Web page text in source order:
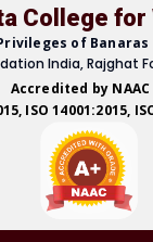
College for
of
India, Rajghat
Accredited by NAAC
ISO 14001:2015,